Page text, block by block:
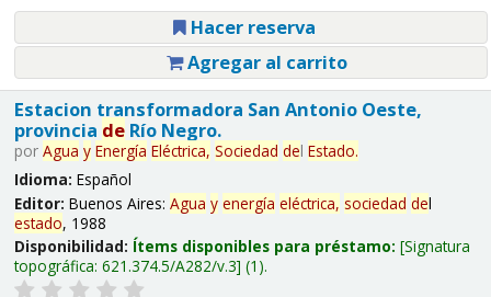
Hacer reserva
Agregar al carrito
Estacion transformadora San Antonio Oeste,
provincia deRío Negro.
por Agua y Energía Eléctrica, Sociedad del Estado.
Idioma: Español
Editor: Buenos Aires: Agua y energía eléctrica, sociedad del
estado, 1988
Disponibilidad: Ítems disponibles para préstamo: Signatura
topográfica: 621.374.5/A282/v.3 (1).